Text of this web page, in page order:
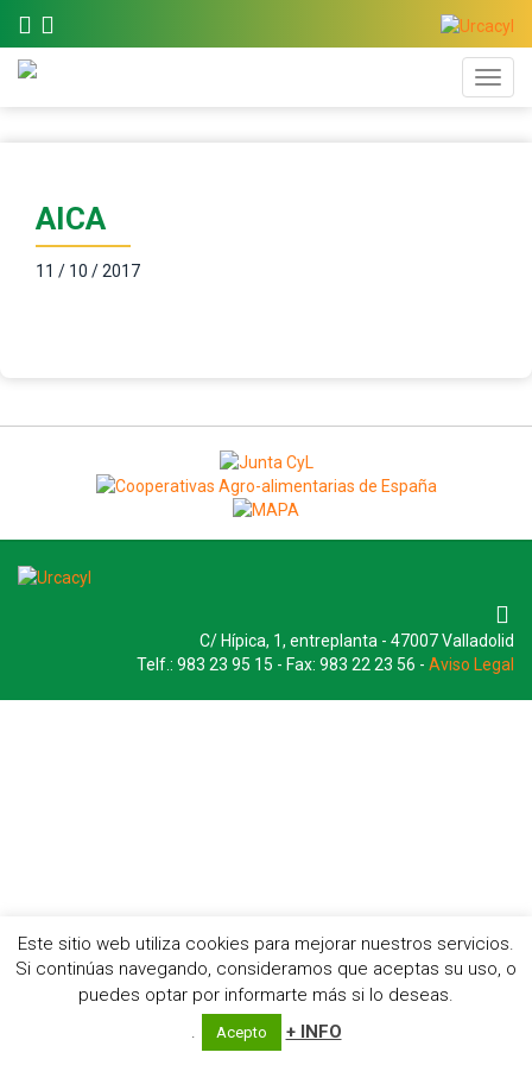
AICA
11 / 10 / 2017
C/ Hípica, 1, entreplanta - 47007 Valladolid
Telf.: 983 23 95 15 - Fax: 983 22 23 56 - Aviso Legal
Este sitio web utiliza cookies para mejorar nuestros servicios.
Si continúas navegando, consideramos que aceptas su uso, o
puedes optar por informarte más si lo deseas.
.
Acepto + INFO